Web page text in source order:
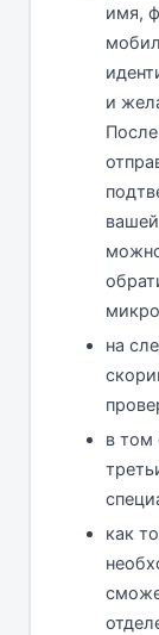
имя,
и
на
в том
как